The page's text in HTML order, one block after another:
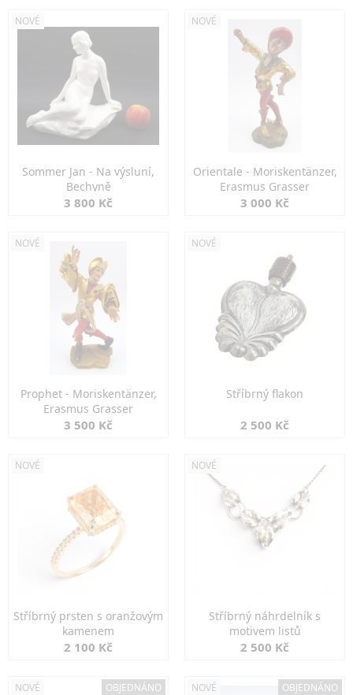
NOVÉ
Sommer Jan - Na výsluní,
Bechyně
3 800 Kč
NOVÉ
Orientale - Moriskentänzer,
Erasmus Grasser
3 000 Kč
NOVÉ
Prophet - Moriskentänzer,
Erasmus Grasser
3 500 Kč
NOVÉ
Stříbrný flakon
2 500 Kč
NOVÉ
Stříbrný prsten s oranžovým
kamenem
2 100 Kč
NOVÉ
Stříbrný náhrdelník s
motivem listů
2 500 Kč
NOVÉ OBJEDNÁNO NOVÉ OBJEDNÁNO